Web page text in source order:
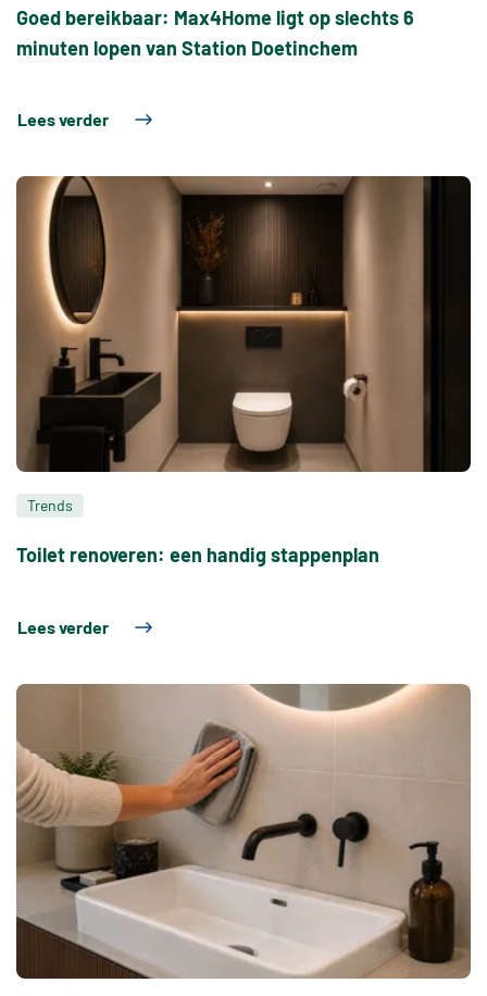
Goed bereikbaar: Max4Home ligt op slechts 6
minuten lopen van Station Doetinchem
Lees verder
Trends
Toilet renoveren: een handig stappenplan
Lees verder